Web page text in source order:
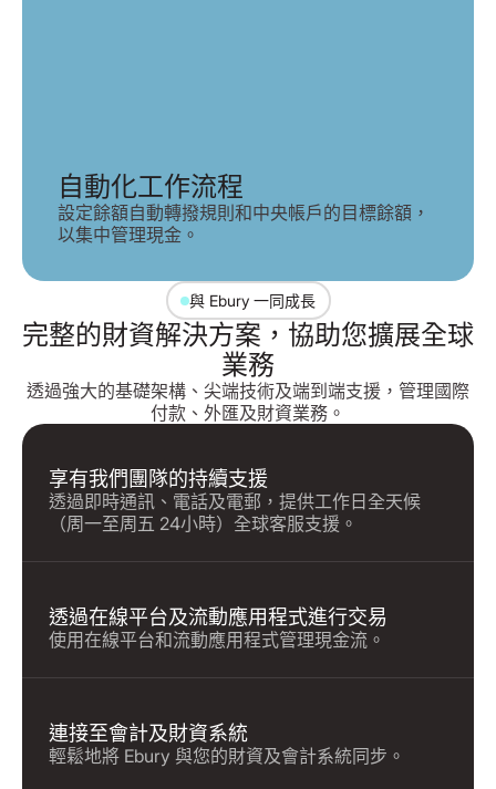
自動化工作流程
設定餘額自動轉撥規則和中央帳戶的目標餘額，
以集中管理現金。
與 Ebury 一同成長
完整的財資解決方案，協助您擴展全球
業務
透過強大的基礎架構、尖端技術及端到端支援，管理國際
付款、外匯及財資業務。
享有我們團隊的持續支援
透過即時通訊、電話及電郵，提供工作日全天候
（周一至周五 24小時）全球客服支援。
透過在線平台及流動應用程式進行交易
使用在線平台和流動應用程式管理現金流。
連接至會計及財資系統
輕鬆地將 Ebury 與您的財資及會計系統同步。